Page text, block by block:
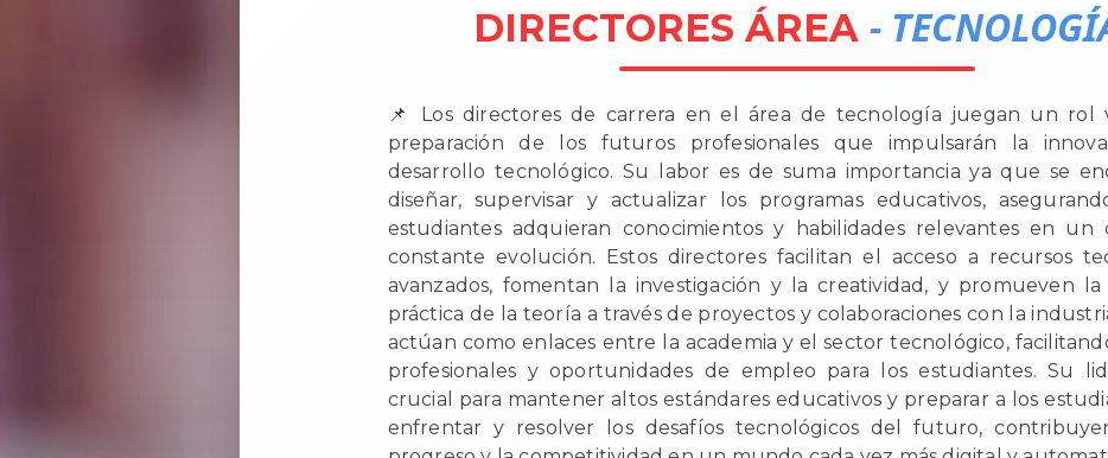
DIRECTORES ÁREA -
📌 Los directores de carrera en el área de tecnología juegan un rol
preparación de los futuros profesionales que impulsarán la
desarrollo tecnológico. Su labor es de suma importancia ya que se
diseñar, supervisar y actualizar los programas educativos,
estudiantes adquieran conocimientos y habilidades relevantes en un
constante evolución. Estos directores facilitan el acceso a recursos
avanzados, fomentan la investigación y la creatividad, y promueven la
práctica de la teoría a través de proyectos y colaboraciones con la
actúan como enlaces entre la academia y el sector tecnológico,
profesionales y oportunidades de empleo para los estudiantes. Su
crucial para mantener altos estándares educativos y preparar a los
enfrentar y resolver los desafíos tecnológicos del futuro,